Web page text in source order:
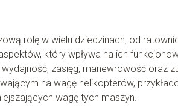
rolę w wielu dziedzinach, od
który wpływa na ich
zasięg, manewrowość oraz
na wagę helikopterów,
wagę tych maszyn.